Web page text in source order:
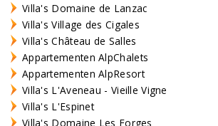
Villa's Domaine de Lanzac
Villa's Village des Cigales
Villa's Château de Salles
Appartementen AlpChalets
Appartementen AlpResort
Villa's L'Aveneau - Vieille Vigne
Villa's L'Espinet
Villa's Domaine Les Forges